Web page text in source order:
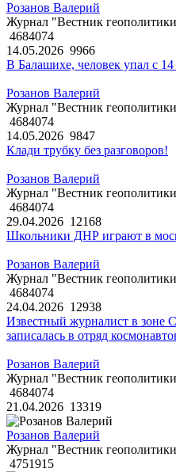
Розанов Валерий
Журнал "Вестник
4684074
14.05.2026 9966
В Балашихе, человек упал с
Розанов Валерий
Журнал "Вестник
4684074
14.05.2026 9847
Клади трубку без разговоров!
Розанов Валерий
Журнал "Вестник
4684074
29.04.2026 12168
Школьники ДНР играют в
Розанов Валерий
Журнал "Вестник
4684074
24.04.2026 12938
Известный журналист в зоне
записалась в отряд
Розанов Валерий
Журнал "Вестник
4684074
21.04.2026 13319
Розанов Валерий
Журнал "Вестник
4751915